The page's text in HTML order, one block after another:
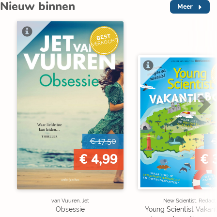
Nieuw binnen Meer
BEST
VERKOCHT
€ 17,50
€ 4,99
van Vuuren, Jet
Obsessie
€
New Scientist,
Young Scientist